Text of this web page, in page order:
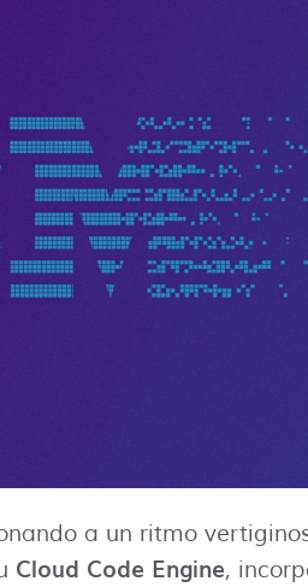
a un ritmo
Cloud Code Engine,